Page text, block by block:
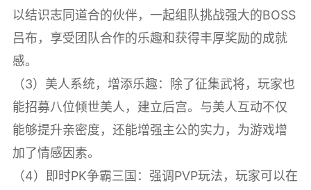
以结识志同道合的伙伴，一起组队挑战强大的BOSS
吕布，享受团队合作的乐趣和获得丰厚奖励的成就
感。
（3）美人系统，增添乐趣：除了征集武将，玩家也
能招募八位倾世美人，建立后宫。与美人互动不仅
能够提升亲密度，还能增强主公的实力，为游戏增
加了情感因素。
（4）即时PK争霸三国：强调PVP玩法，玩家可以在